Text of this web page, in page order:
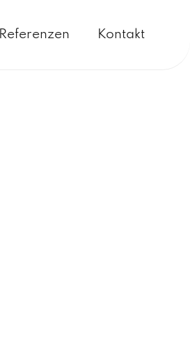
Referenzen Kontakt